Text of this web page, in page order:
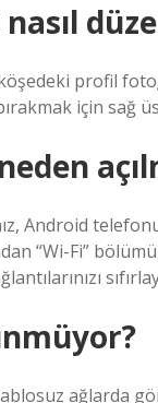
nasıl
profil
için sağ
Android
“Wi-Fi”
ağlarda